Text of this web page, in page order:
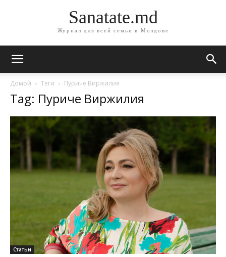
Sanatate.md
Журнал для всей семьи в Молдове
Домой Теги Пуриче Виржилия
Tag: Пуриче Виржилия
Статьи